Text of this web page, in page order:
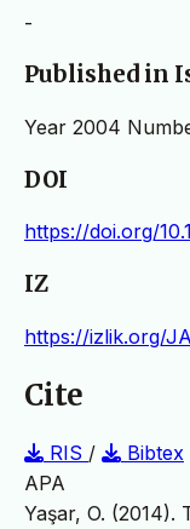
-
Published in
Year 2004
DOI
https://doi.org/
IZ
https://izlik.org/
Cite
RIS /
Bibtex
APA
Yaşar, O. (2014).